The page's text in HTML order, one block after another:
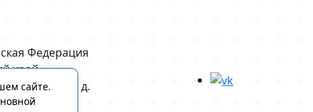
сайте.
Федерация
край
Пятигорская, д.